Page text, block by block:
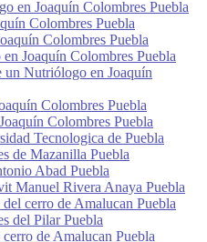
en Joaquín Colombres Puebla
Colombres Puebla
Colombres Puebla
Joaquín Colombres Puebla
un Nutriólogo en Joaquín
Colombres Puebla
Colombres Puebla
Tecnologica de Puebla
de Mazanilla Puebla
Abad Puebla
Manuel Rivera Anaya Puebla
cerro de Amalucan Puebla
del Pilar Puebla
de Amalucan Puebla